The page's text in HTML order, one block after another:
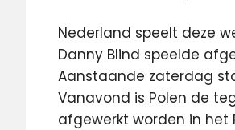
Nederland speelt deze
Danny Blind speelde
Aanstaande zaterdag
Vanavond is Polen de
afgewerkt worden in het